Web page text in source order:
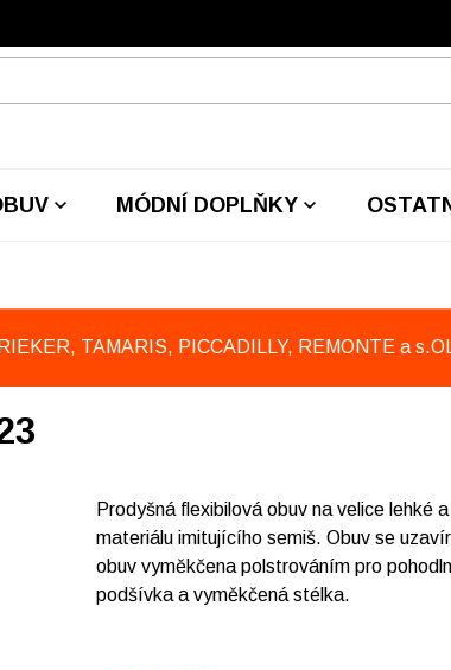
MÓDNÍ DOPLŇKY
TAMARIS, PICCADILLY, REMONTE a
Prodyšná flexibilová obuv na velice lehké
materiálu imitujícího semiš. Obuv se
obuv vyměkčena polstrováním pro
podšívka a vyměkčená stélka.